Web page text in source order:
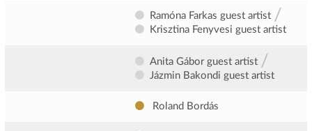
Ramóna Farkas guest artist /
Krisztina Fenyvesi guest artist
Anita Gábor guest artist /
Jázmin Bakondi guest artist
Roland Bordás